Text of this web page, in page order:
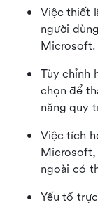
Việc thiết
người
Microsoft.
Tùy chỉnh
chọn để
năng quy
Việc tích
Microsoft,
ngoài có
Yếu tố